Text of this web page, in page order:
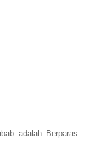
adalah Berparas